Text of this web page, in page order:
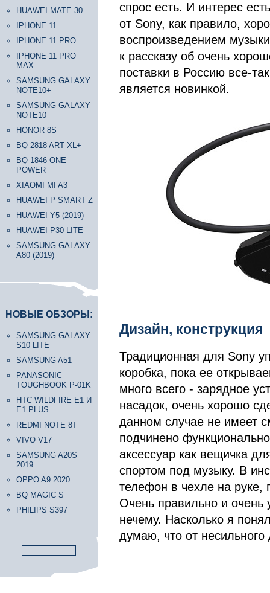
HUAWEI MATE 30
IPHONE 11
IPHONE 11 PRO
IPHONE 11 PRO
MAX
SAMSUNG GALAXY
NOTE10+
SAMSUNG GALAXY
NOTE10
HONOR 8S
BQ 2818 ART XL+
BQ 1846 ONE
POWER
XIAOMI MI A3
HUAWEI P SMART Z
HUAWEI Y5 (2019)
HUAWEI P30 LITE
SAMSUNG GALAXY
A80 (2019)
НОВЫЕ ОБЗОРЫ:
SAMSUNG GALAXY
S10 LITE
SAMSUNG A51
PANASONIC
TOUGHBOOK P-01K
HTC WILDFIRE E1 И
E1 PLUS
REDMI NOTE 8T
VIVO V17
SAMSUNG A20S
2019
OPPO A9 2020
BQ MAGIC S
PHILIPS S397
спрос есть. И интерес
от Sony, как правило,
воспроизведением
к рассказу об очень
поставки в Россию все-
является новинкой.
Дизайн, конструкция
Традиционная для Sony
коробка, пока ее
много всего - зарядное
насадок, очень хорошо
данном случае не имеет
подчинено
аксессуар как вещичка
спортом под музыку. В
телефон в чехле на руке,
Очень правильно и очень
нечему. Насколько я
думаю, что от несильного